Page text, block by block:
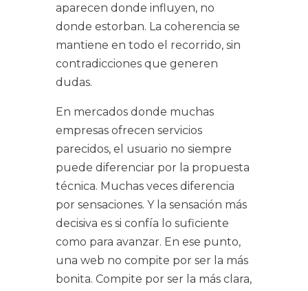
aparecen donde influyen, no
donde estorban. La coherencia se
mantiene en todo el recorrido, sin
contradicciones que generen
dudas.
En mercados donde muchas
empresas ofrecen servicios
parecidos, el usuario no siempre
puede diferenciar por la propuesta
técnica. Muchas veces diferencia
por sensaciones. Y la sensación más
decisiva es si confía lo suficiente
como para avanzar. En ese punto,
una web no compite por ser la más
bonita. Compite por ser la más clara,